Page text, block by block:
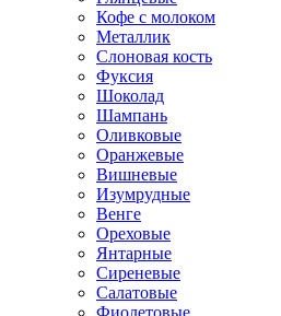
Кофе с молоком
Металлик
Слоновая кость
Фуксия
Шоколад
Шампань
Оливковые
Оранжевые
Вишневые
Изумрудные
Венге
Ореховые
Янтарные
Сиреневые
Салатовые
Фиолетовые